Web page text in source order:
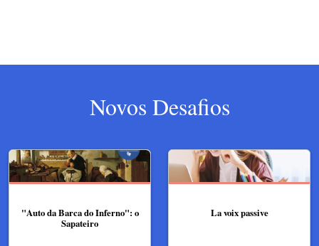
Novos Desafios
"Auto da Barca do Inferno": o
Sapateiro
La voix passive